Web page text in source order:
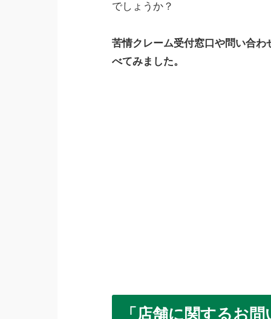
でしょうか？
苦情クレーム受付窓口や問い合
べてみました。
「店舗に関するお